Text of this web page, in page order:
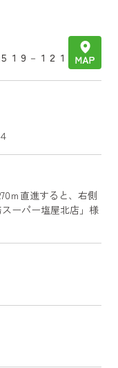
１９－１２１
ｍ直進すると、右側
ーパー塩屋北店」様